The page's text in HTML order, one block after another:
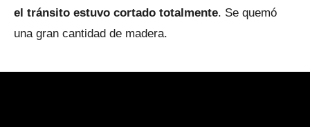
el tránsito estuvo cortado totalmente. Se quemó
una gran cantidad de madera.